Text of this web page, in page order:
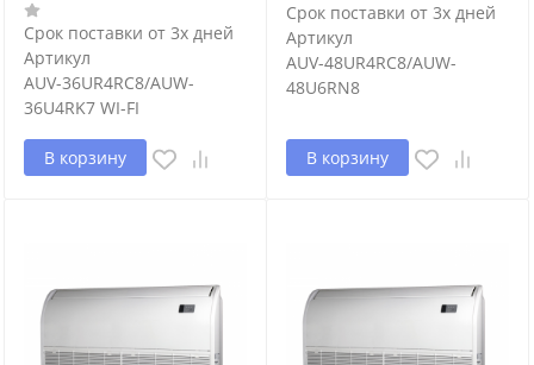
Срок поставки от 3х дней
Артикул
AUV-36UR4RC8/AUW-
36U4RK7 WI-FI
В корзину
Срок поставки от 3х дней
Артикул
AUV-48UR4RC8/AUW-
48U6RN8
В корзину